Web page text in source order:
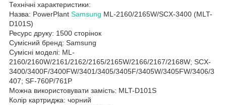
Технічні характеристики:
Назва: PowerPlant Samsung ML-2160/2165W/SCX-3400 (MLT-
D101S)
Ресурс друку: 1500 сторінок
Сумісний бренд: Samsung
Сумісні моделі: ML-
2160/2160W/2161/2162/2165/2165W/2166/2167/2168W; SCX-
3400/3400F/3400FW/3401/3405/3405F/3405W/3405FW/3406/3
407; SF-760P/761P
Можна використовувати замість: MLT-D101S
Колір картриджа: чорний